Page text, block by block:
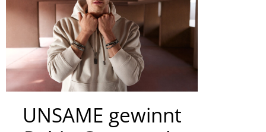
UNSAME gewinnt